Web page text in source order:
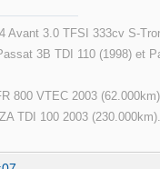
Avant 3.0 TFSI 333cv S-
3B TDI 110 (1998) et
800 VTEC 2003
TDI 100 2003 (230.000km).